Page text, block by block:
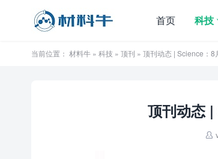
首页 科技
当前位置： 材料牛 » 科技 » 顶刊 » 顶刊动态 | Science：
顶刊动态
